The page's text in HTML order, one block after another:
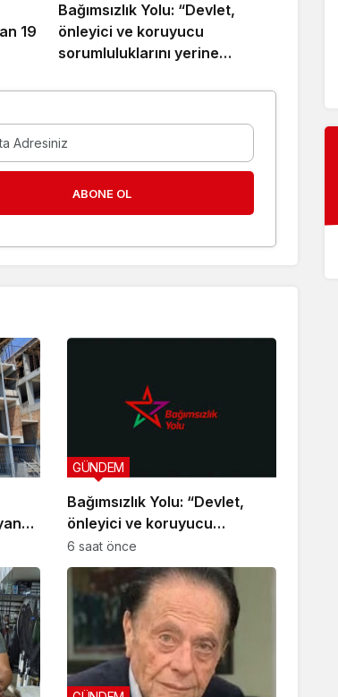
19
Bağımsızlık Yolu: “Devlet,
önleyici ve koruyucu
sorumluluklarını yerine
ABONE OL
Bağımsızlık Yolu: “Devlet,
önleyici ve koruyucu
sorumluluklarını yerine
getirmeli”
GÜNDEM
6 saat önce